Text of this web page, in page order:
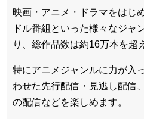
映画・アニメ・ドラマをはじ
ドル番組といった様々なジャ
り、総作品数は約16万本を超
特にアニメジャンルに力が入
わせた先行配信・見逃し配信
の配信などを楽しめます。